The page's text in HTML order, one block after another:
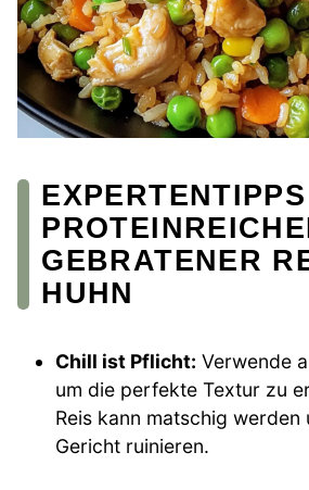
GEBRATENER
HUHN
Chill ist Pflicht: Verwende
um die perfekte Textur zu
Reis kann matschig werden
Gericht ruinieren.